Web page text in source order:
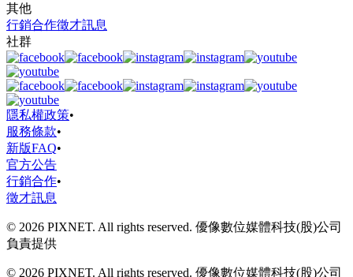
其他
行銷合作徵才訊息
社群
隱私權政策•
服務條款•
新版FAQ•
官方公告
行銷合作•
徵才訊息
© 2026 PIXNET. All rights reserved. 優像數位媒體科技(股)公司
負責提供
© 2026 PIXNET. All rights reserved. 優像數位媒體科技(股)公司